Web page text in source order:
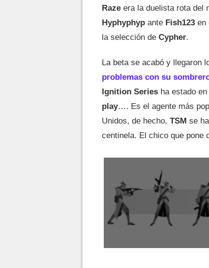
Raze era la duelista rota del
Hyphyphyp ante Fish123 en
la selección de Cypher.
La beta se acabó y llegaron
problemas con su
Ignition Series ha estado
play…. Es el agente más
Unidos, de hecho, TSM se
centinela. El chico que pone